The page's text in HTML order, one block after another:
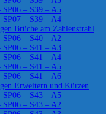
– S39 – A5
– S39 – A4
Brüche am Zahlenstrahl
– S40 – A2
– S41 – A3
– S41 – A4
– S41 – A5
– S41 – A6
Erweitern und Kürzen
– S43 – A5
– S43 – A2